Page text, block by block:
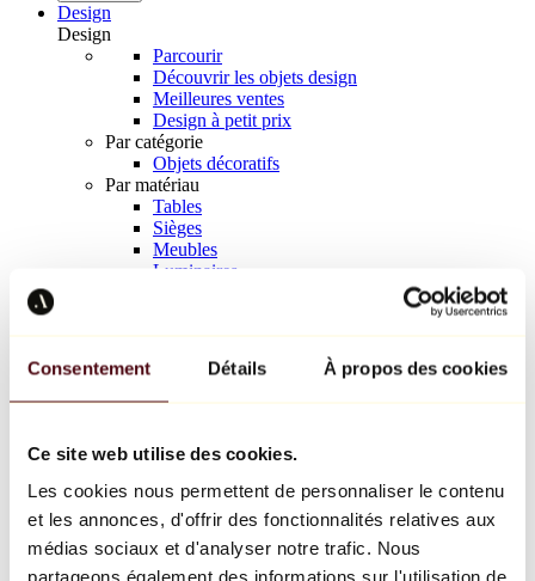
Consentement Détails À propos des cookies
Ce site web utilise des cookies.
Les cookies nous permettent de personnaliser le contenu
et les annonces, d'offrir des fonctionnalités relatives aux
médias sociaux et d'analyser notre trafic. Nous
partageons également des informations sur l'utilisation de
Design
Design
Parcourir
Découvrir les objets design
Meilleures ventes
Design à petit prix
Par catégorie
Objets décoratifs
Par matériau
Tables
Sièges
Meubles
Luminaires
Richard Orlinski
Keith Haring
Jeff Koons
Jean-Michel Basquiat
Tous les designers
Œuvre de la semaine